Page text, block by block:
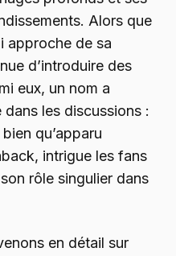
Alors que
approche de sa
d’introduire des
eux, un nom a
les discussions :
qu’apparu
intrigue les fans
rôle singulier dans
en détail sur